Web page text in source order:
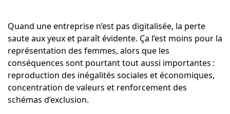
Quand une entreprise n’est pas digitalisée, la perte
saute aux yeux et paraît évidente. Ça l’est moins pour la
représentation des femmes, alors que les
conséquences sont pourtant tout aussi importantes :
reproduction des inégalités sociales et économiques,
concentration de valeurs et renforcement des
schémas d’exclusion.